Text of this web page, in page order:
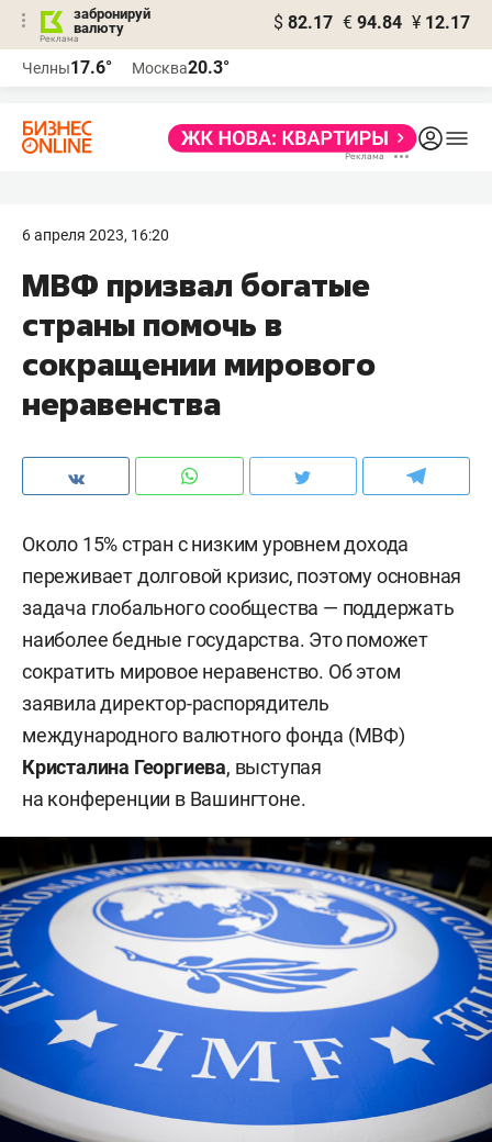
забронируй
валюту
$ 82.17 € 94.84 ¥ 12.17
Челны17.6° Москва20.3°
6 апреля 2023, 16:20
МВФ призвал богатые
страны помочь в
сокращении мирового
неравенства
Около 15% стран с низким уровнем дохода
переживает долговой кризис, поэтому основная
задача глобального сообщества — поддержать
наиболее бедные государства. Это поможет
сократить мировое неравенство. Об этом
заявила директор-распорядитель
международного валютного фонда (МВФ)
Кристалина Георгиева, выступая
на конференции в Вашингтоне.